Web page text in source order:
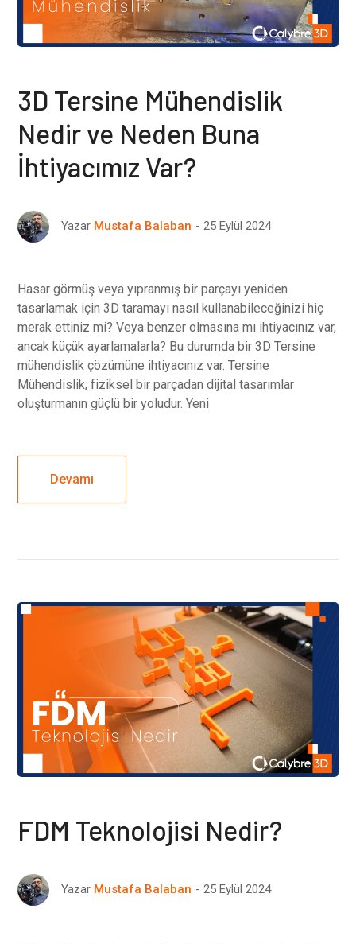
3D Tersine Mühendislik
Nedir ve Neden Buna
İhtiyacımız Var?
Yazar Mustafa Balaban 25 Eylül 2024
Hasar görmüş veya yıpranmış bir parçayı yeniden
tasarlamak için 3D taramayı nasıl kullanabileceğinizi hiç
merak ettiniz mi? Veya benzer olmasına mı ihtiyacınız var,
ancak küçük ayarlamalarla? Bu durumda bir 3D Tersine
mühendislik çözümüne ihtiyacınız var. Tersine
Mühendislik, fiziksel bir parçadan dijital tasarımlar
oluşturmanın güçlü bir yoludur. Yeni
Devamı
FDM Teknolojisi Nedir?
Yazar Mustafa Balaban 25 Eylül 2024